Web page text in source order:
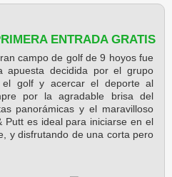
ENTRADA GRATIS
campo de golf de 9 hoyos fue
apuesta decidida por el grupo
el golf y acercar el deporte al
por la agradable brisa del
panorámicas y el maravilloso
Putt es ideal para iniciarse en el
y disfrutando de una corta pero